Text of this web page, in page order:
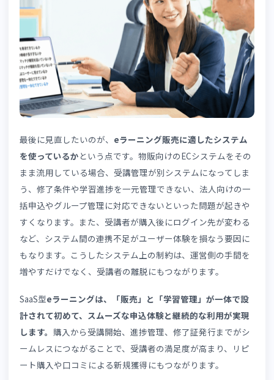
申込を完了したあと、「いつから受講できるのか」「どう
ってログインするのか」「困ったときのサポート体制はあ
のか」が分からないと、ユーザーの不安は解消されません
eラーニングは無形商材のため、購入後に手元に届く「モ
ノ」がなく、購入〜利用開始までのプロセスが見えにくい
いう特徴があります。この「購入後のブラックボックス感
こうした不安を取り除くには、申込ページ上に「購入後の
れ」をステップ形式で図示したり、「決済完了後すぐにロ
インURLをメールでお届けします」「最短○分で受講開始
きます」といった具体的な情報を明記したりすると効果的
す。また、サポート窓口の連絡先や対応時間帯を明示して
くことで、「万が一のときも相談できる」という安心感に
つながります。👉「利用開始までの期間と流れ」
心がけてみてください。
6. 改善ポイント⑤：eラーニングSaaSで販
と学習管理を一体化できているか